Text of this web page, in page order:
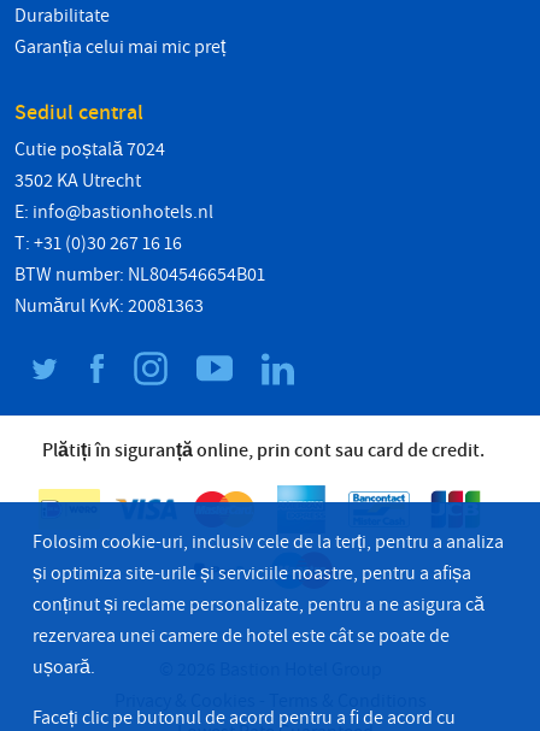
Durabilitate
Garanția celui mai mic preț
Sediul central
Cutie poștală 7024
3502 KA Utrecht
E: info@bastionhotels.nl
T: +31 (0)30 267 16 16
BTW number: NL804546654B01
Numărul KvK: 20081363
Plătiți în siguranță online, prin cont sau card de credit.
Folosim cookie-uri, inclusiv cele de la terți, pentru a analiza
și optimiza site-urile și serviciile noastre, pentru a afișa
conținut și reclame personalizate, pentru a ne asigura că
rezervarea unei camere de hotel este cât se poate de
ușoară.
Faceți clic pe butonul de acord pentru a fi de acord cu